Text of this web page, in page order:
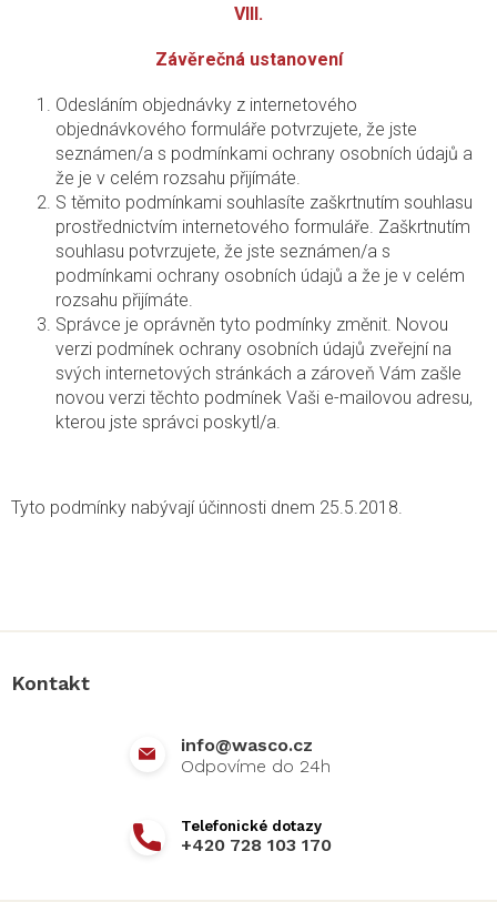
VIII.
Závěrečná ustanovení
Odesláním objednávky z internetového
objednávkového formuláře potvrzujete, že jste
seznámen/a s podmínkami ochrany osobních údajů a
že je v celém rozsahu přijímáte.
S těmito podmínkami souhlasíte zaškrtnutím souhlasu
prostřednictvím internetového formuláře. Zaškrtnutím
souhlasu potvrzujete, že jste seznámen/a s
podmínkami ochrany osobních údajů a že je v celém
rozsahu přijímáte.
Správce je oprávněn tyto podmínky změnit. Novou
verzi podmínek ochrany osobních údajů zveřejní na
svých internetových stránkách a zároveň Vám zašle
novou verzi těchto podmínek Vaši e-mailovou adresu,
kterou jste správci poskytl/a.
Tyto podmínky nabývají účinnosti dnem 25.5.2018.
Kontakt
info@wasco.cz
+420 728 103 170